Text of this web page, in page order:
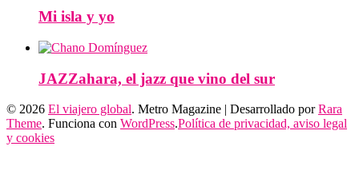
Mi isla y yo
JAZZahara, el jazz que vino del sur
© 2026 El viajero global. Metro Magazine | Desarrollado porRara
Theme. Funciona con WordPress.Política de privacidad, aviso legal
y cookies